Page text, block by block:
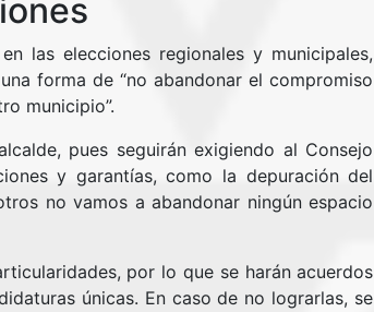
las elecciones regionales y municipales,
forma de “no abandonar el compromiso
municipio”.
pues seguirán exigiendo al Consejo
y garantías, como la depuración del
no vamos a abandonar ningún espacio
por lo que se harán acuerdos
únicas. En caso de no lograrlas, se